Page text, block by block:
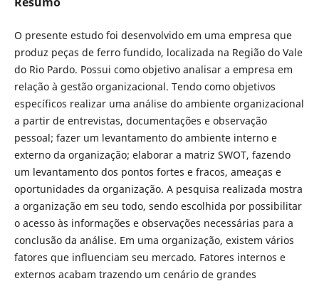
O presente estudo foi desenvolvido em uma empresa que
produz peças de ferro fundido, localizada na Região do Vale
do Rio Pardo. Possui como objetivo analisar a empresa em
relação à gestão organizacional. Tendo como objetivos
específicos realizar uma análise do ambiente organizacional
a partir de entrevistas, documentações e observação
pessoal; fazer um levantamento do ambiente interno e
externo da organização; elaborar a matriz SWOT, fazendo
um levantamento dos pontos fortes e fracos, ameaças e
oportunidades da organização. A pesquisa realizada mostra
a organização em seu todo, sendo escolhida por possibilitar
o acesso às informações e observações necessárias para a
conclusão da análise. Em uma organização, existem vários
fatores que influenciam seu mercado. Fatores internos e
externos acabam trazendo um cenário de grandes